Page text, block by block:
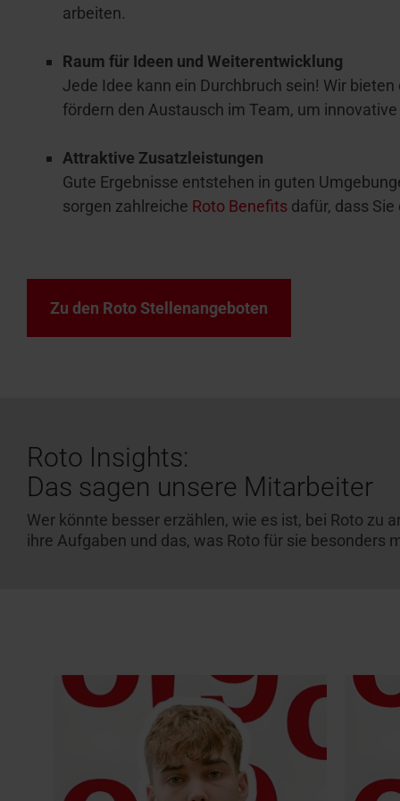
arbeiten.
Raum für Ideen und Weiterentwicklung
Jede Idee kann ein Durchbruch sein! Wir
fördern den Austausch im Team, um
Attraktive Zusatzleistungen
Gute Ergebnisse entstehen in guten
sorgen zahlreiche Roto Benefits dafür, dass
Zu den Roto Stellenangeboten
Roto Insights:
Das sagen unsere Mitarbeiter
Wer könnte besser erzählen, wie es ist, bei Roto zu
ihre Aufgaben und das, was Roto für sie besonders